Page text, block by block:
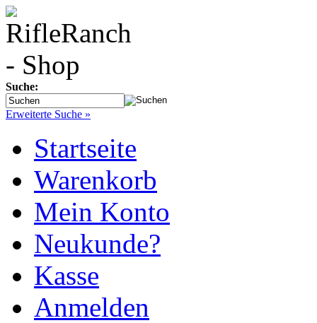
Suche:
Erweiterte Suche »
Startseite
Warenkorb
Mein Konto
Neukunde?
Kasse
Anmelden